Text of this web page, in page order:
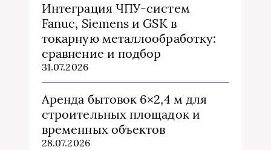
Интеграция ЧПУ-систем
Fanuc, Siemens и GSK в
токарную металлообработку:
сравнение и подбор
31.07.2026
Аренда бытовок 6×2,4 м для
строительных площадок и
временных объектов
28.07.2026